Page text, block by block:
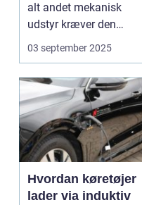
alt andet mekanisk
udstyr kræver den
omsorg for a...
03 september 2025
Hvordan køretøjer
lader via induktiv